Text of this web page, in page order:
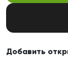
Добавить